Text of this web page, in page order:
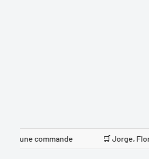
🛒 Jorge, Florbela de